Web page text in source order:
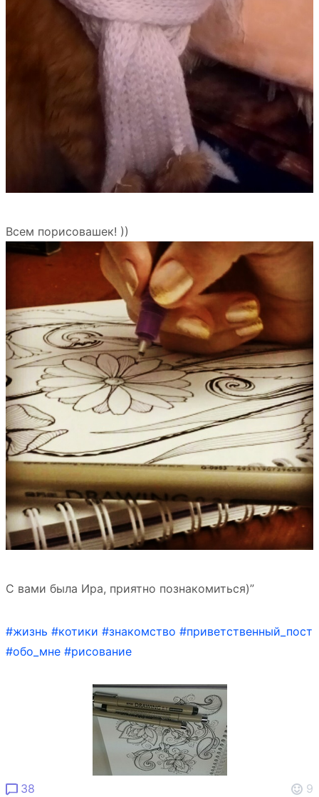
Всем порисовашек! ))
С вами была Ира, приятно познакомиться)”
#жизнь #котики #знакомство #приветственный_пост
#обо_мне #рисование
38 9